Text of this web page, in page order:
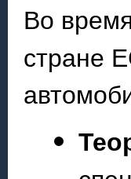
Во
стране